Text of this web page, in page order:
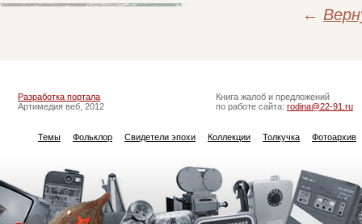
←
Разработка портала
Артимедия веб, 2012
Книга жалоб и предложений
по работе сайта: rodina@22-91.ru
Темы Фольклор Свидетели эпохи Коллекции Толкучка Фотоархив